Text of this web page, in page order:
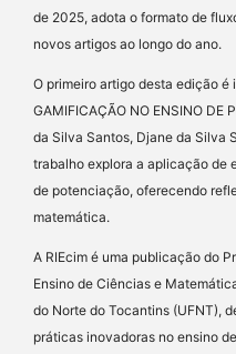
de 2025, adota o formato de
novos artigos ao longo do ano.
O primeiro artigo desta edição é
GAMIFICAÇÃO NO ENSINO DE
da Silva Santos, Djane da Silva
trabalho explora a aplicação de
de potenciação, oferecendo
matemática.
A RIEcim é uma publicação do
Ensino de Ciências e
do Norte do Tocantins (UFNT),
práticas inovadoras no ensino